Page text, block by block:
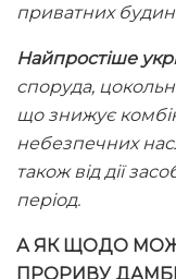
приватних
Найпростіше
споруда,
що знижує
небезпечних
також від дії
період.
А ЯК ЩОДО
ПРОРИВУ ДАМБИ